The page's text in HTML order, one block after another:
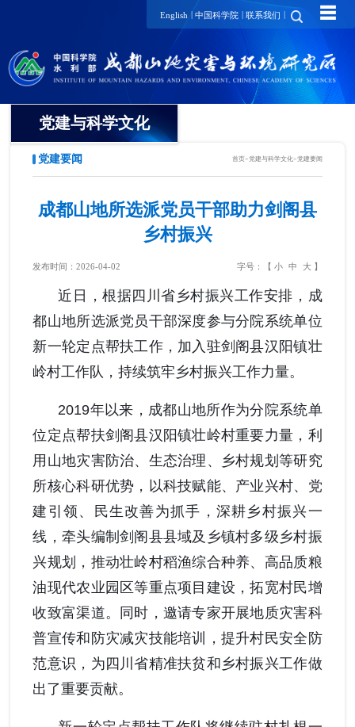
English | 中国科学院 | 联系我们 | ☰
党建与科学文化
纪委
支部动态
党风廉政
群团统战
党建要闻 首页>党建与科学文化>党建要闻
成都山地所选派党员干部助力剑阁县
乡村振兴
发布时间：2026-04-02 字号：【 小 中 大】
近日，根据四川省乡村振兴工作安排，成
都山地所选派党员干部深度参与分院系统单位
新一轮定点帮扶工作， 加入驻剑阁县汉阳镇壮
岭村工作队，持续筑牢乡村振兴工作力量。
2019年以来， 成都山地所作为分院系统单
位定点帮扶剑阁县汉阳镇壮岭村重要力量，利
用 山地灾害防治、生态治理、乡村规划等研究
所核心科研优势，以科技赋能、产业兴村、党
建引领、民生改善为抓手，深耕乡村振兴一
线 ， 牵头编制剑阁县县域及乡镇村多级乡村振
兴规划，推动壮岭村稻渔综合种养、高品质粮
油现代农业园区等重点项目建设，拓宽村民增
收致富渠道。同时，邀请专家开展地质灾害科
普宣传和防灾减灾技能培训，提升村民安全防
范意识 ，为四川省精准扶贫和乡村振兴工作做
出了重要贡献。